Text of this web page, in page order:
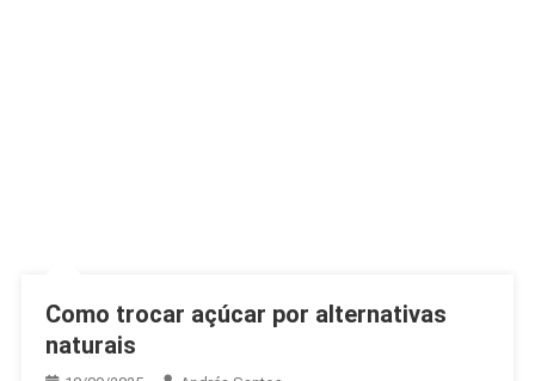
Como trocar açúcar por alternativas
naturais